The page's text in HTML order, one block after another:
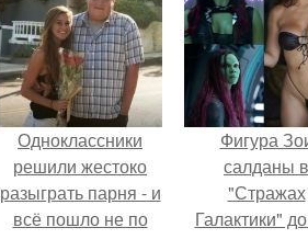
Одноклассники
решили жестоко
разыграть парня - и
всё пошло не по
Фигура
салданы в
"Стражах
Галактики"